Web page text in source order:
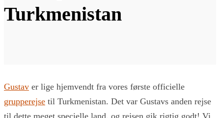
Turkmenistan
Gustav er lige hjemvendt fra vores første officielle
grupperejse til Turkmenistan. Det var Gustavs anden rejse